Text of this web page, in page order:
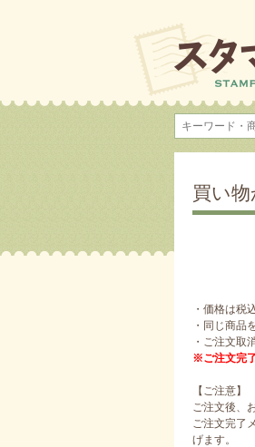
買い
・価格は税
・同じ商品
・ご注文取
※ご注文完
【ご注意】
ご注文後、
ご注文完了
げます。